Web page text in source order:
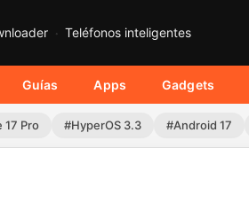
Teléfonos inteligentes
Guías Apps Gadgets
17 Pro #HyperOS 3.3 #Android 17